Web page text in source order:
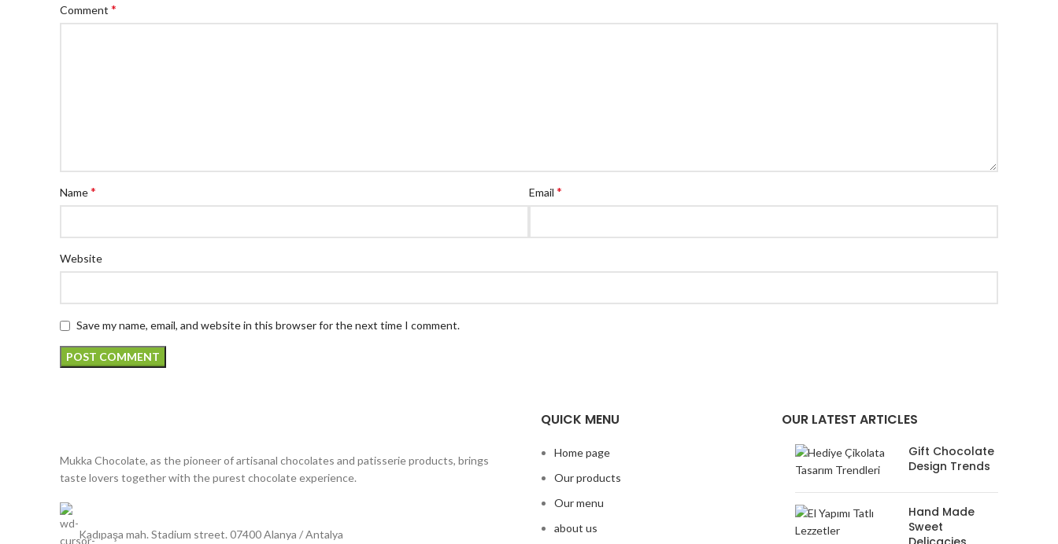
Comment *
Name* Email *
Website
Save my name, email, and website in this browser for the next time I comment.
Mukka Chocolate, as the pioneer of artisanal chocolates and patisserie products, brings
taste lovers together with the purest chocolate experience.
Kadıpaşa mah. Stadium street. 07400 Alanya / Antalya
QUICK MENU
Home page
Our products
Our menu
about us
OUR LATEST ARTICLES
Gift Chocolate
Design Trends
Hand Made
Sweet
Instagram